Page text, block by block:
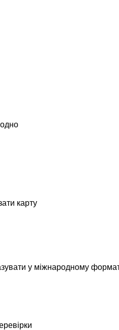
карту
у міжнародному